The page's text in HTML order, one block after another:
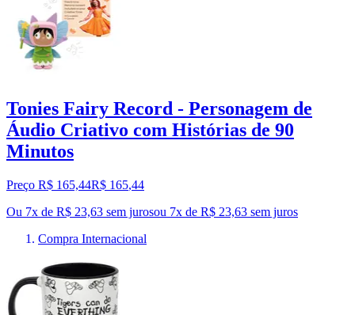
Tonies Fairy Record - Personagem de
Áudio Criativo com Histórias de 90
Minutos
Preço R$ 165,44R$ 165,44
Ou 7x de R$ 23,63 sem jurosou 7x de R$ 23,63 sem juros
Compra Internacional